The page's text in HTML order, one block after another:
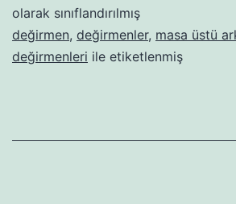
olarak sınıflandırılmış
değirmen, değirmenler, masa üstü
değirmenleri ile etiketlenmiş